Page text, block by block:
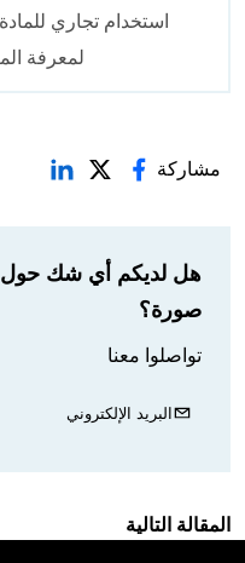
استخدام تجاري
لمعرفة
مشاركة
هل لديكم أي شك حول
صورة؟
تواصلوا معنا
البريد الإلكتروني
المقالة التالية